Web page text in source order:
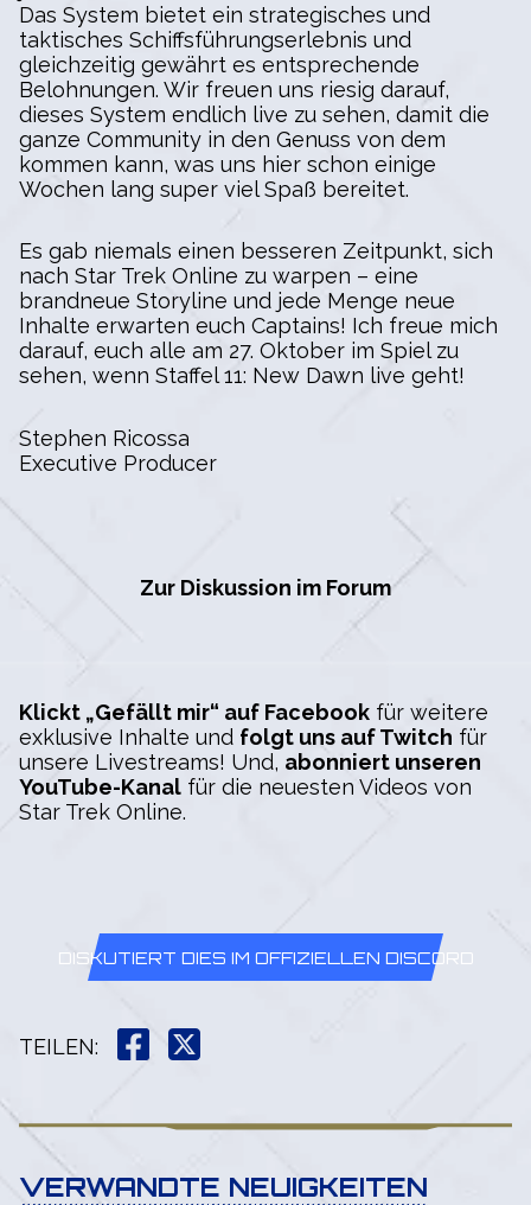
Das System bietet ein strategisches und
taktisches Schiffsführungserlebnis und
gleichzeitig gewährt es entsprechende
Belohnungen. Wir freuen uns riesig darauf,
dieses System endlich live zu sehen, damit die
ganze Community in den Genuss von dem
kommen kann, was uns hier schon einige
Wochen lang super viel Spaß bereitet.
Es gab niemals einen besseren Zeitpunkt, sich
nach Star Trek Online zu warpen – eine
brandneue Storyline und jede Menge neue
Inhalte erwarten euch Captains! Ich freue mich
darauf, euch alle am 27. Oktober im Spiel zu
sehen, wenn Staffel 11: New Dawn live geht!
Stephen Ricossa
Executive Producer
Zur Diskussion im Forum
Klickt „Gefällt mir“ auf Facebook für weitere
exklusive Inhalte und folgt uns auf Twitch für
unsere Livestreams! Und, abonniert unseren
YouTube-Kanal für die neuesten Videos von
Star Trek Online.
DISKUTIERT DIES IM OFFIZIELLEN DISCORD
TEILEN:
VERWANDTE NEUIGKEITEN